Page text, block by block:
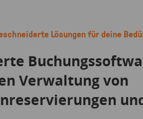
Lösungen für deine
Verwaltung von